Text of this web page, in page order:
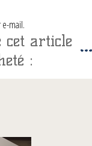
e-mail.
cet article
: